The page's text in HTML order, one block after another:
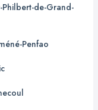
Philbert-de-Grand-
Penfao